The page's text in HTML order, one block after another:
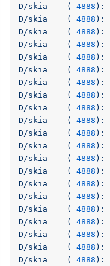
D/skia
( 4888 ):
D/skia
( 4888 ):
D/skia
( 4888 ):
D/skia
( 4888 ):
D/skia
( 4888 ):
D/skia
( 4888 ):
D/skia
( 4888 ):
D/skia
( 4888 ):
D/skia
( 4888 ):
D/skia
( 4888 ):
D/skia
( 4888 ):
D/skia
( 4888 ):
D/skia
( 4888 ):
D/skia
( 4888 ):
D/skia
( 4888 ):
D/skia
( 4888 ):
D/skia
( 4888 ):
D/skia
( 4888 ):
D/skia
( 4888 ):
D/skia
( 4888 ):
D/skia
( 4888 ):